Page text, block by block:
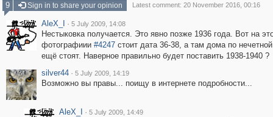
9
Sign in to share your opinion Latest comment: 20 November 2016, 00:16
AleX_I · 5 July 2009, 14:08
Нестыковка получается. Это явно позже 1936 года. Вот на
фотографиии #4247стоит дата 36-38, а там дома по
ещё стоят. Наверное правильно будет поставить 1938-1940 ?
silver44 · 5 July 2009, 14:19
Возможно вы правы... поищу в интернете подробности...
AleX_I · 5 July 2009, 14:49